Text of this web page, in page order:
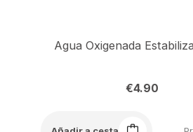
€4.90